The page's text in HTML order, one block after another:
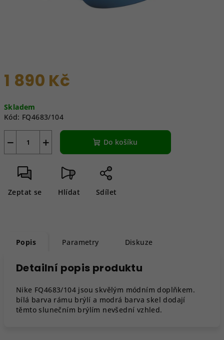
1 890 Kč
cena:
Skladem
Kód: FQ4683/104
+
− Do košíku
Zeptat se Hlídat Sdílet
Popis Parametry Diskuze
Detailní popis produktu
Nike FQ4683/104 jsou skvělým módním doplňkem.
bílá barva rámu brýlí a modrá barva skel dodají
těmto slunečním brýlím nevšední vzhled.